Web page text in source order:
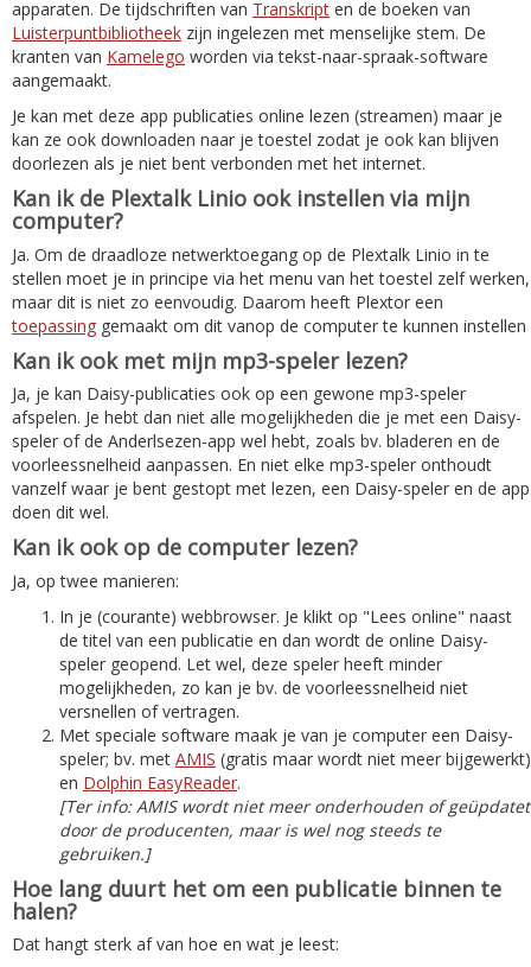
apparaten. De tijdschriften van Transkript en de boeken van
Luisterpuntbibliotheek zijn ingelezen met menselijke stem. De
kranten van Kamelego worden via tekst-naar-spraak-software
aangemaakt.
Je kan met deze app publicaties online lezen (streamen) maar je
kan ze ook downloaden naar je toestel zodat je ook kan blijven
doorlezen als je niet bent verbonden met het internet.
Kan ik de Plextalk Linio ook instellen via mijn
computer?
Ja. Om de draadloze netwerktoegang op de Plextalk Linio in te
stellen moet je in principe via het menu van het toestel zelf werken,
maar dit is niet zo eenvoudig. Daarom heeft Plextor een
toepassing gemaakt om dit vanop de computer te kunnen instellen
Kan ik ook met mijn mp3-speler lezen?
Ja, je kan Daisy-publicaties ook op een gewone mp3-speler
afspelen. Je hebt dan niet alle mogelijkheden die je met een Daisy-
speler of de Anderlsezen-app wel hebt, zoals bv. bladeren en de
voorleessnelheid aanpassen. En niet elke mp3-speler onthoudt
vanzelf waar je bent gestopt met lezen, een Daisy-speler en de app
doen dit wel.
Kan ik ook op de computer lezen?
Ja, op twee manieren:
In je (courante) webbrowser. Je klikt op "Lees online" naast
de titel van een publicatie en dan wordt de online Daisy-
speler geopend. Let wel, deze speler heeft minder
mogelijkheden, zo kan je bv. de voorleessnelheid niet
versnellen of vertragen.
Met speciale software maak je van je computer een Daisy-
speler; bv. met AMIS (gratis maar wordt niet meer bijgewerkt)
en Dolphin EasyReader.
[Ter info: AMIS wordt niet meer onderhouden of geüpdatet
door de producenten, maar is wel nog steeds te
gebruiken.]
Hoe lang duurt het om een publicatie binnen te
halen?
Dat hangt sterk af van hoe en wat je leest: